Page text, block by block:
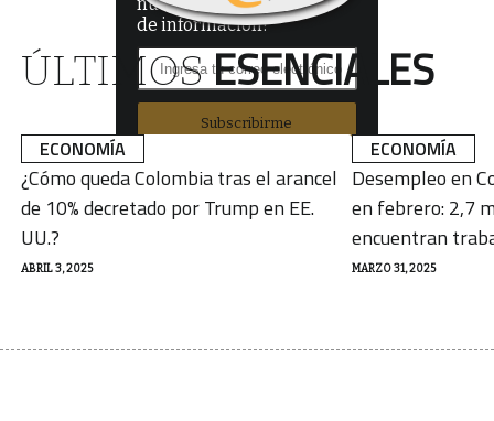
nuestro boletín
de información?
Subscribirme
ÚLTIMOSESENCIALES
ECONOMÍA
ABRIL 3, 2025
¿Cómo queda Colombia tras el arancel
de 10% decretado por Trump en EE.
UU.?
ECONOMÍA
MARZO 31, 2025
Desempleo en
en febrero: 2,7
encuentran